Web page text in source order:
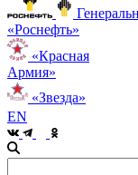
«Роснефть»
«Красная
Армия»
«Звезда»
EN